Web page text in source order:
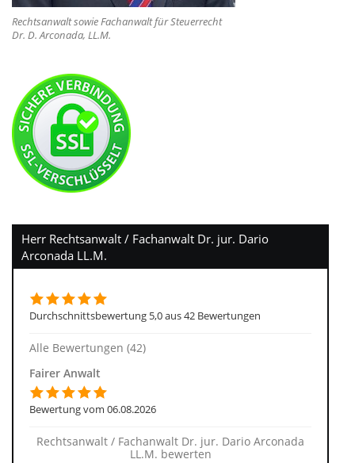
Rechtsanwalt sowie Fachanwalt für Steuerrecht
Dr. D. Arconada, LL.M.
Herr Rechtsanwalt / Fachanwalt Dr. jur. Dario
Arconada LL.M.
Durchschnittsbewertung 5,0 aus 42 Bewertungen
Alle Bewertungen (42)
Fairer Anwalt
Bewertung vom 06.08.2026
Rechtsanwalt / Fachanwalt Dr. jur. Dario Arconada
LL.M. bewerten